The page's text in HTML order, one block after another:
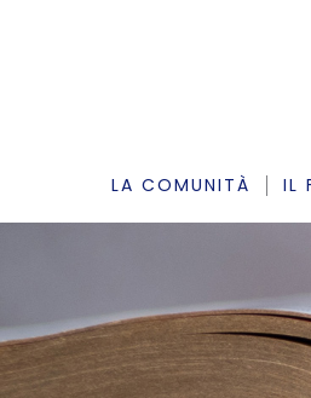
LA COMUNITÀ IL